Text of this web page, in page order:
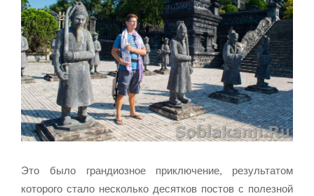
Это было грандиозное приключение, результатом
которого стало несколько десятков постов с полезной